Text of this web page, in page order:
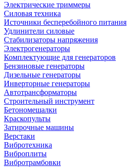
Электрические триммеры
Силовая техника
Источники бесперебойного питания
Удлинители силовые
Стабилизаторы напряжения
Электрогенераторы
Комплектующие для генераторов
Бензиновые генераторы
Дизельные генераторы
Инверторные генераторы
Автотрансформаторы
Строительный инструмент
Бетономешалки
Краскопульты
Затирочные машины
Верстаки
Вибротехника
Виброплиты
Вибротрамбовки